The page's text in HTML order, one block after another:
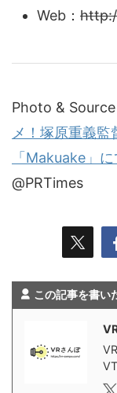
Web：
Photo & Source
メ！塚原重義
「Makuake」
@PRTimes
この記事を書い